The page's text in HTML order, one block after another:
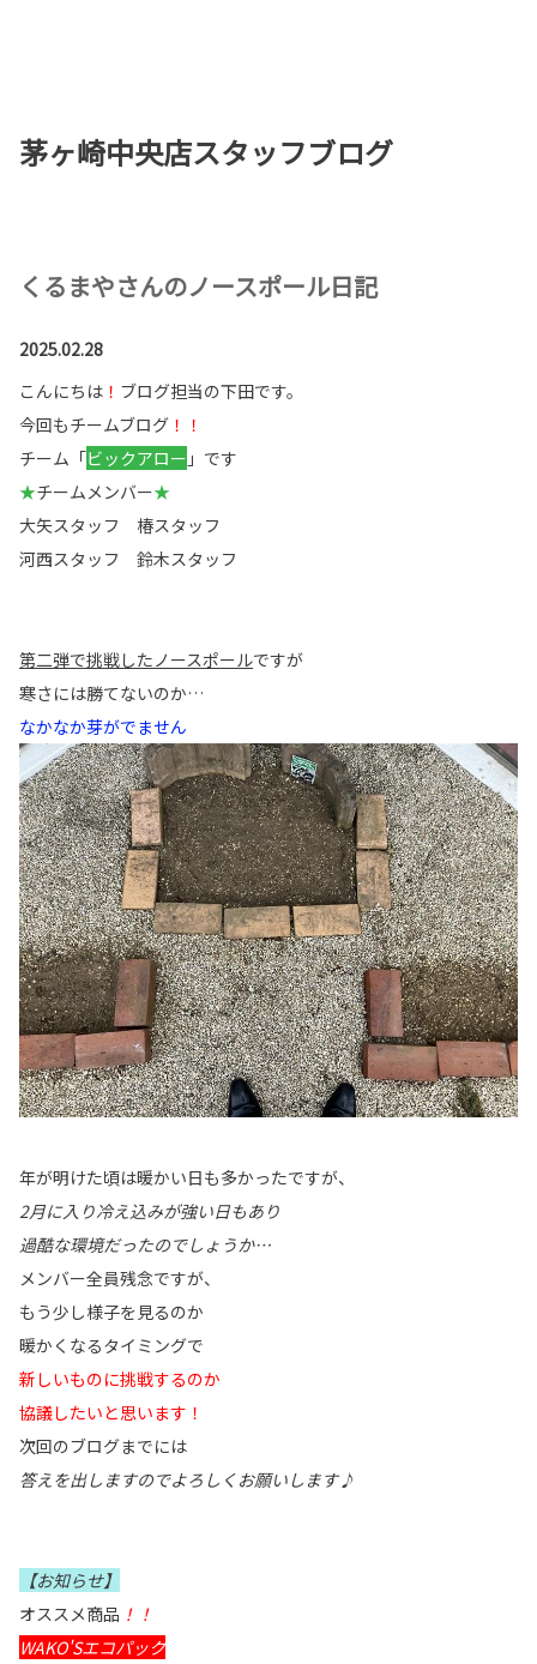
中古車を探す
新車購入ガイド
地域応援活動
0800-080-5365
茅ヶ崎中央店スタッフブログ
くるまやさんのノースポール日記
2025.02.28
こんにちは ！ ブログ担当の下田です。
今回もチームブログ ！！
チーム「ビックアロー 」です
★チームメンバー★
大矢スタッフ 椿スタッフ
河西スタッフ 鈴木スタッフ
第二弾で挑戦したノースポールですが
寒さには勝てないのか…
なかなか芽がでません
年が明けた頃は暖かい日も多かったですが、
2月に入り冷え込みが強い日もあり
過酷な環境だったのでしょうか…
メンバー全員残念ですが、
もう少し様子を見るのか
暖かくなるタイミングで
新しいものに挑戦するのか
協議したいと思います！
次回のブログまでには
答えを出しますのでよろしくお願いします♪
【お知らせ】
オススメ商品 ！！
WAKO'Sエコパック